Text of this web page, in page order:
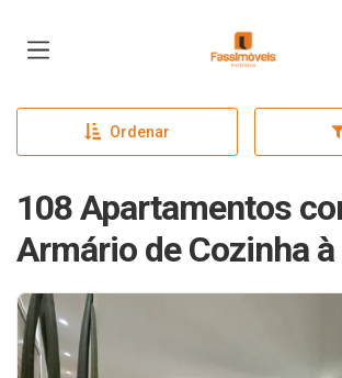
Página inicial
Ordenar
108 Apartamentos
Armário de Cozinha à